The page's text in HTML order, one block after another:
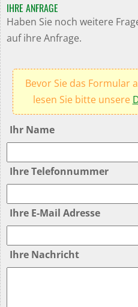
IHRE ANFRAGE
Haben Sie noch weitere
auf ihre Anfrage.
Bevor Sie das Formular
lesen Sie bitte unsere
Ihr Name
Ihre Telefonnummer
Ihre E-Mail Adresse
Ihre Nachricht